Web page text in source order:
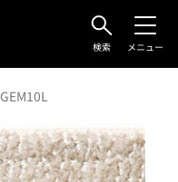
検索 メニュー
GEM10L